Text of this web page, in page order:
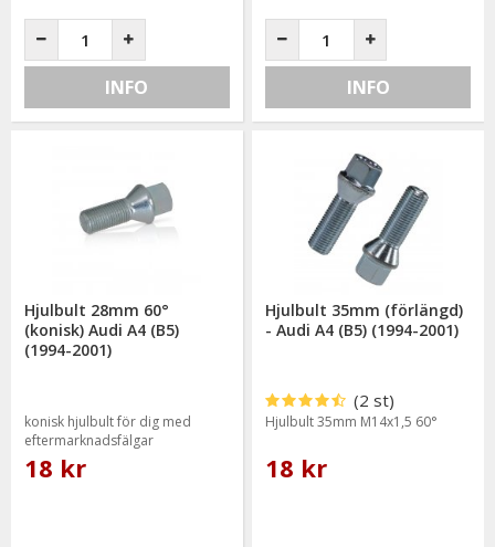
INFO INFO
Hjulbult 28mm 60°
(konisk) Audi A4 (B5)
(1994-2001)
konisk hjulbult för dig med
eftermarknadsfälgar
18 kr
Hjulbult 35mm (förlängd)
- Audi A4 (B5) (1994-2001)
(2 st)
Hjulbult 35mm M14x1,5 60°
18 kr